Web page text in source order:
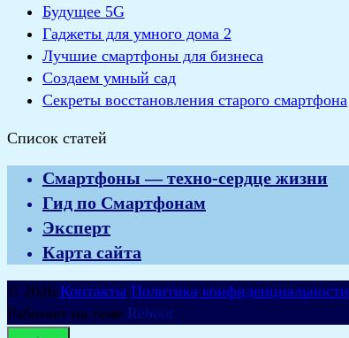
Будущее 5G
Гаджеты для умного дома 2
Лучшие смартфоны для бизнеса
Создаем умный сад
Секреты восстановления старого смартфона
Список статей
Смартфоны — техно-сердце жизни
Гид по Смартфонам
Эксперт
Карта сайта
© 2026 Контакты Политика конфиденциальности
Работает на теме Reboot